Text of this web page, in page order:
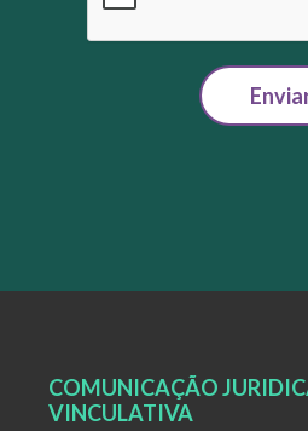
COMUNICAÇÃO
VINCULATIVA